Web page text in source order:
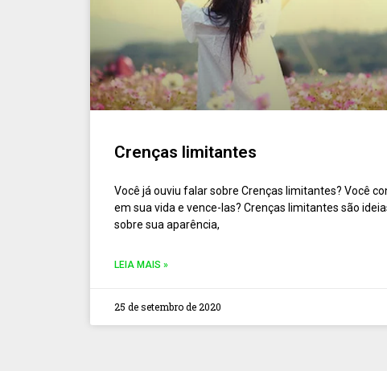
Crenças limitantes
Você já ouviu falar sobre Crenças limitantes? Você
em sua vida e vence-las? Crenças limitantes são
sobre sua aparência,
LEIA MAIS »
25 de setembro de 2020